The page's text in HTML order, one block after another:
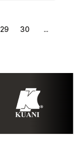
29 30 ...